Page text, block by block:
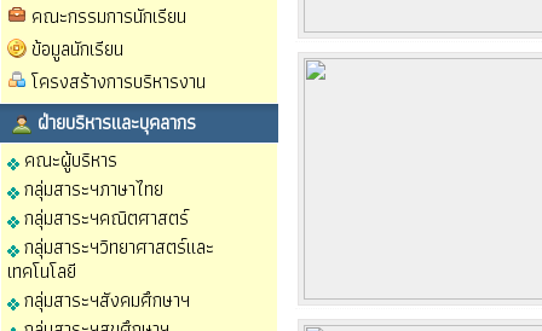
คณะกรรมการนักเรียน
ข้อมูลนักเรียน
โครงสร้างการบริหารงาน
ฝ่ายบริหารและบุคลากร
คณะผู้บริหาร
กลุ่มสาระฯภาษาไทย
กลุ่มสาระฯคณิตศาสตร์
กลุ่มสาระฯวิทยาศาสตร์และ
เทคโนโลยี
กลุ่มสาระฯสังคมศึกษาฯ